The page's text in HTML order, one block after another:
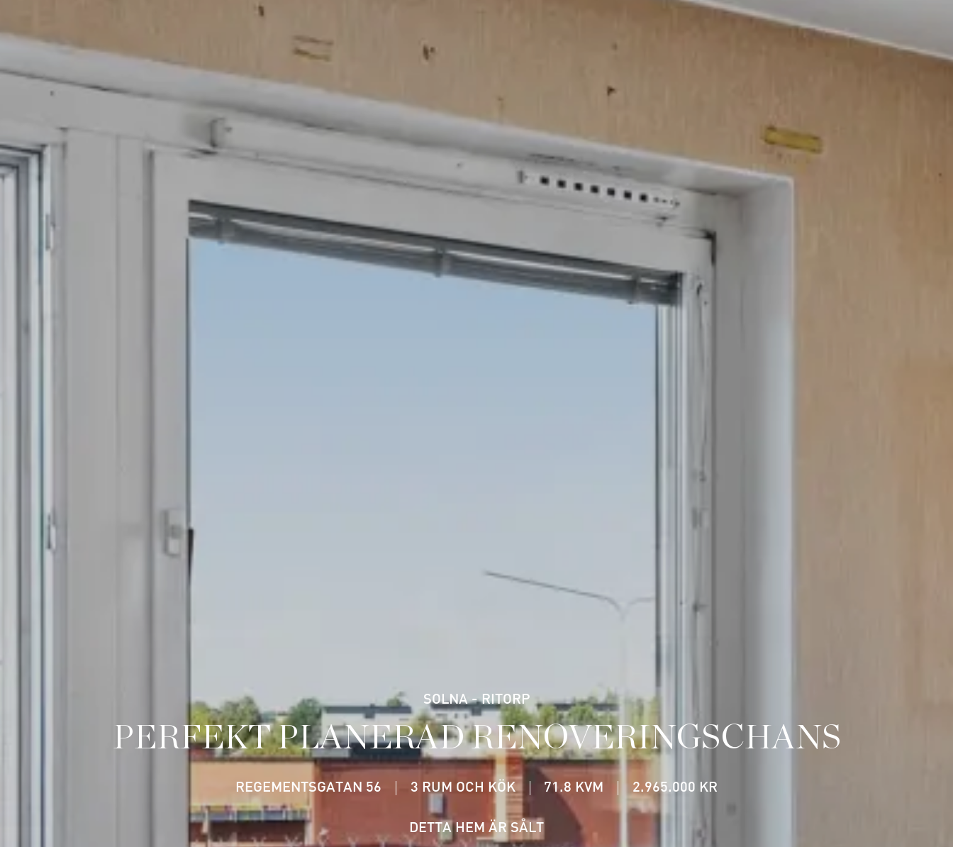
SOLNA - RITORP
PERFEKT PLANERAD RENOVERINGSCHANS
REGEMENTSGATAN 56 3 RUM OCH KÖK 71.8 KVM 2.965.000 KR
DETTA HEM ÄR SÅLT